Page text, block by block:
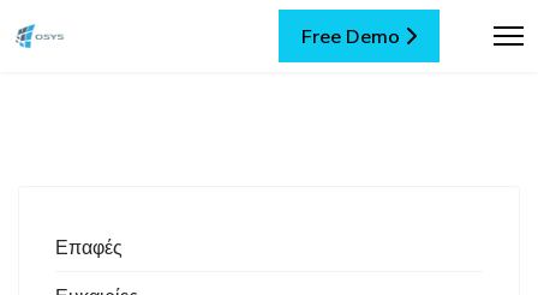
Free Demo
Επαφές